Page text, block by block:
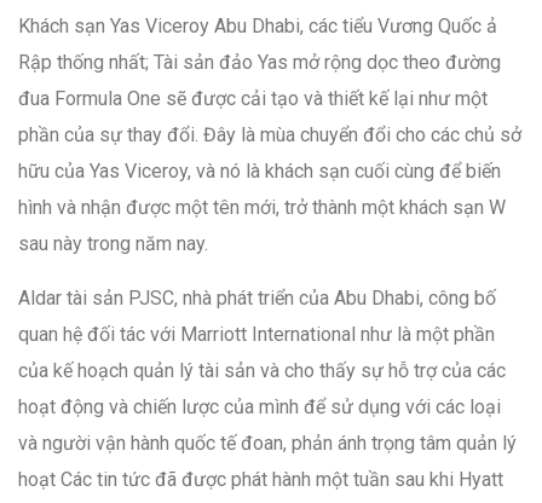
Khách sạn Yas Viceroy Abu Dhabi, các tiểu Vương Quốc ả
Rập thống nhất; Tài sản đảo Yas mở rộng dọc theo đường
đua Formula One sẽ được cải tạo và thiết kế lại như một
phần của sự thay đổi. Đây là mùa chuyển đổi cho các chủ sở
hữu của Yas Viceroy, và nó là khách sạn cuối cùng để biến
hình và nhận được một tên mới, trở thành một khách sạn W
sau này trong năm nay.
Aldar tài sản PJSC, nhà phát triển của Abu Dhabi, công bố
quan hệ đối tác với Marriott International như là một phần
của kế hoạch quản lý tài sản và cho thấy sự hỗ trợ của các
hoạt động và chiến lược của mình để sử dụng với các loại
và người vận hành quốc tế đoan, phản ánh trọng tâm quản lý
hoạt Các tin tức đã được phát hành một tuần sau khi Hyatt